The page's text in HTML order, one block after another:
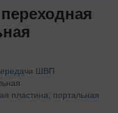
ШВП
пластина, портальная